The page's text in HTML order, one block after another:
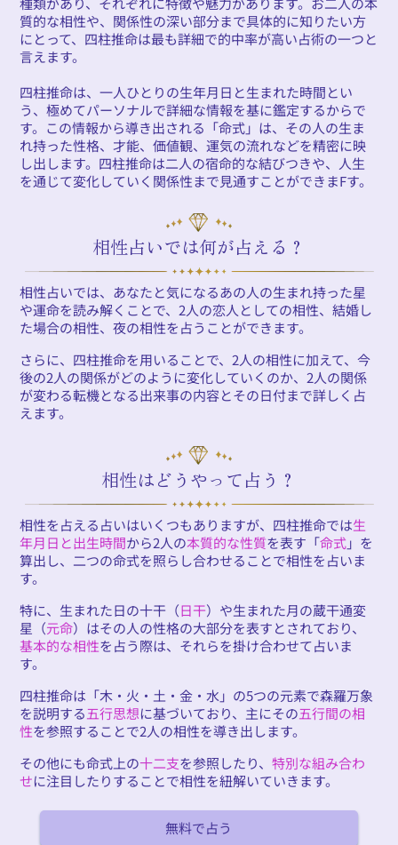
質的な相性や、関係性の深い部分まで具体的に知りたい方
にとって、四柱推命は最も詳細で的中率が高い占術の一つと
言えます。
四柱推命は、一人ひとりの生年月日と生まれた時間とい
う、極めてパーソナルで詳細な情報を基に鑑定するからで
す。この情報から導き出される「命式」は、その人の生ま
れ持った性格、才能、価値観、運気の流れなどを精密に映
し出します。四柱推命は二人の宿命的な結びつきや、人生
を通じて変化していく関係性まで見通すことができまFす。
相性占いでは何が占える？
相性占いでは、あなたと気になるあの人の生まれ持った星
や運命を読み解くことで、2人の恋人としての相性、結婚し
た場合の相性、夜の相性を占うことができます。
さらに、四柱推命を用いることで、2人の相性に加えて、今
後の2人の関係がどのように変化していくのか、2人の関係
が変わる転機となる出来事の内容とその日付まで詳しく占
えます。
相性はどうやって占う？
相性を占える占いはいくつもありますが、四柱推命では生
年月日と出生時間から2人の本質的な性質を表す「命式」を
算出し、二つの命式を照らし合わせることで相性を占いま
す。
特に、生まれた日の十干（日干）や生まれた月の蔵干通変
星（元命）はその人の性格の大部分を表すとされており、
基本的な相性を占う際は、それらを掛け合わせて占いま
す。
四柱推命は「木・火・土・金・水」の5つの元素で森羅万象
を説明する五行思想に基づいており、主にその五行間の相
性を参照することで2人の相性を導き出します。
その他にも命式上の十二支を参照したり、特別な組み合わ
せに注目したりすることで相性を紐解いていきます。
無料で占う